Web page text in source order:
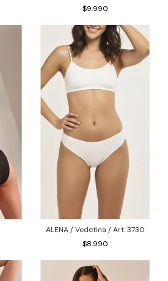
$9.990
ALENA / Vedetina / Art. 3730
$8.990